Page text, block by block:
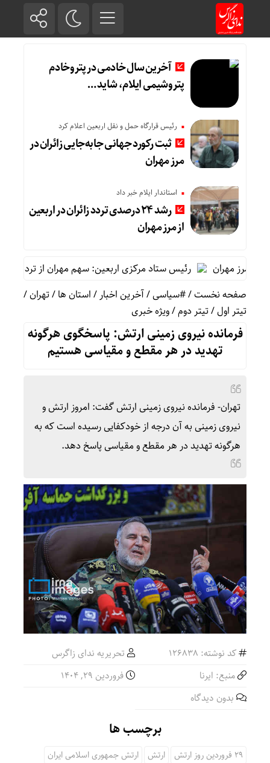
آخرین سال خادمی در پتروخادم
پتروشیمی ایلام، شاید …
رئیس قرارگاه حمل و نقل اربعین اعلام کرد
ثبت رکورد جهانی جابه‌جایی زائران در
مرز مهران
استاندار ایلام خبر داد
رشد ۲۴ درصدی تردد زائران در اربعین
از مرز مهران
رئیس ستاد مرکزی اربعین: سهم مهران از تردد زائر بیش از ۵۰ درصد
صفحه نخست/#سیاسی/آخرین اخبار/استان ها/تهران/
تیتر اول/تیتر دوم/ویژه خبری
فرمانده نیروی زمینی ارتش: پاسخگوی هرگونه
تهدید در هر مقطع و مقیاسی هستیم
تهران- فرمانده نیروی زمینی ارتش گفت: امروز ارتش و
نیروی زمینی به آن درجه از خودکفایی رسیده است که به
هرگونه تهدید در هر مقطع و مقیاسی پاسخ دهد.
کد نوشته: 126838
تحریریه ندای زاگرس
منبع: ایرنا
فروردین ۲۹, ۱۴۰۴
بدون دیدگاه
برچسب ها
29 فروردین روز ارتش ارتش
ارتش جمهوری اسلامی ایران